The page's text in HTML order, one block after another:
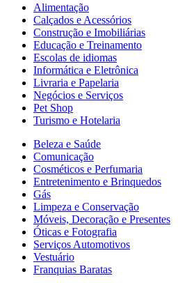
Alimentação
Calçados e Acessórios
Construção e Imobiliárias
Educação e Treinamento
Escolas de idiomas
Informática e Eletrônica
Livraria e Papelaria
Negócios e Serviços
Pet Shop
Turismo e Hotelaria
Beleza e Saúde
Comunicação
Cosméticos e Perfumaria
Entretenimento e Brinquedos
Gás
Limpeza e Conservação
Móveis, Decoração e Presentes
Óticas e Fotografia
Serviços Automotivos
Vestuário
Franquias Baratas